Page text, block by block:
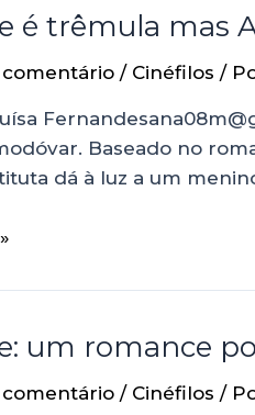
é trêmula mas
comentário / Cinéfilos /
Baseado no
dá à luz a um
um romance
comentário / Cinéfilos /